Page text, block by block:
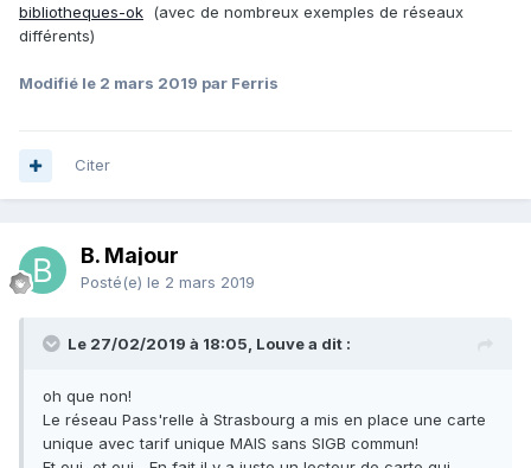
bibliotheques-ok (avec de nombreux exemples de réseaux
différents)
Modifié le 2 mars 2019 par Ferris
Citer
B. Majour
Posté(e) le 2 mars 2019
Le 27/02/2019 à 18:05, Louve a dit :
oh que non!
Le réseau Pass'relle à Strasbourg a mis en place une carte
unique avec tarif unique MAIS sans SIGB commun!